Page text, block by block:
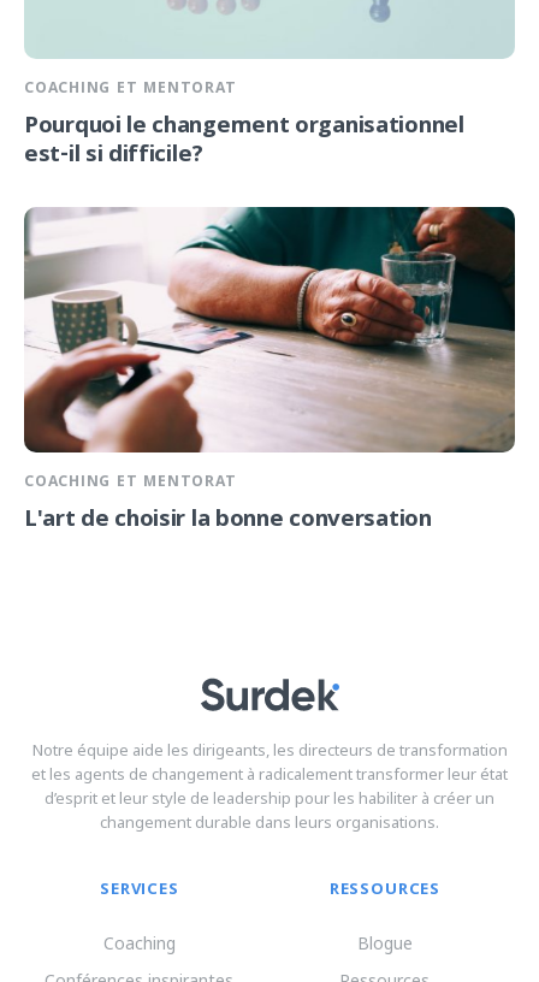
COACHING ET MENTORAT
Pourquoi le changement organisationnel
est-il si difficile?
COACHING ET MENTORAT
L'art de choisir la bonne conversation
Notre équipe aide les dirigeants, les directeurs de transformation
et les agents de changement à radicalement transformer leur état
d’esprit et leur style de leadership pour les habiliter à créer un
changement durable dans leurs organisations.
SERVICES
Coaching
RESSOURCES
Blogue